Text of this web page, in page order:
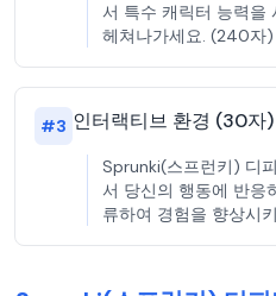
서 특수 캐릭터 능력을
헤쳐나가세요. (240자)
#3 인터랙티브 환경 (30자)
Sprunki(스프런키) 디
서 당신의 행동에 반응
류하여 경험을 향상시